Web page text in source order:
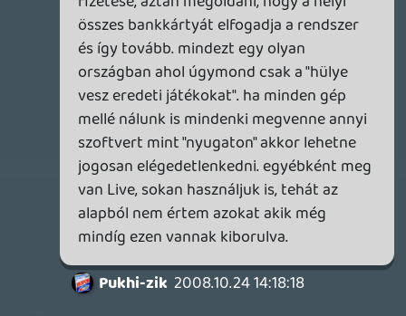
A liveal kapcsolatosan igazábol tényleg az
érdekelne ,h egy ilyen "mi is nagyon
szeretnénk " mögött valójában mi van.
Vajon tényleg csak számadatok kellenek
amit a magyar Xbox kirendeltség feltud
mutatni a nyugati nagyfőnöknek?
Mert ha esetlegesen igen akkor elég
messze vagyunk főleg azt nézve ,h
Magyarországon az életben nem lesz
annyi játékeladás mint nyugaton.Még
arányaiban sem hiszem.
Vagy ha nem pusztán adatok kellenek
akkor mik?Sok szép klikklés egy akarom
gomba?Talán várandó az a nap amikor az
erről döntést hozó Főnök jobb lábbal kel
fel?Egyátalán van ebbe beleszólása a